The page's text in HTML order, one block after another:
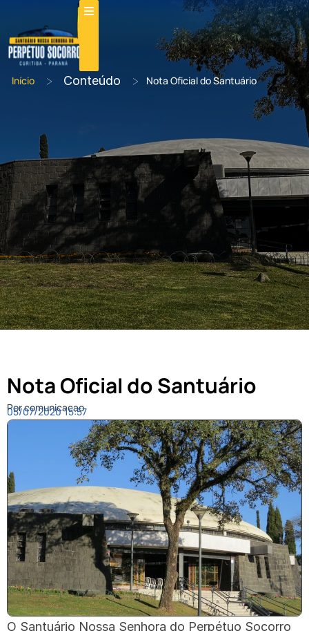
Início > Conteúdo > Nota Oficial do Santuário
Nota Oficial do Santuário
Por comunicacao
05/07/2020 15:57
O Santuário Nossa Senhora do Perpétuo Socorro